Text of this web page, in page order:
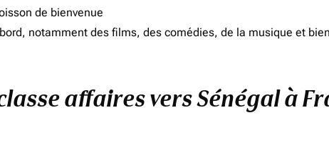
de bienvenue
notamment des films, des comédies, de la musique et
affaires vers Sénégal à